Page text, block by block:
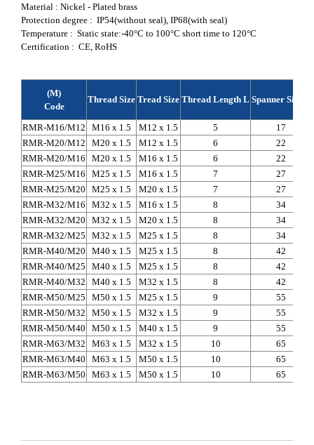
Material : Nickel - Plated brass
Protection degree : IP54(without seal), IP68(with seal)
Temperature : Static state:-40°C to 100°C short time to 120°C
Certification : CE, RoHS
(M)
Code
Thread Size Tread Size Thread Length L Spanner Size S
RMR-M16/M12 M16 x 1.5 M12 x 1.5 5
17
RMR-M20/M12
M20 x 1.5 M12 x 1.5 6
22
RMR-M20/M16
M20 x 1.5 M16 x 1.5 6
22
RMR-M25/M16
M25 x 1.5 M16 x 1.5 7
27
RMR-M25/M20
M25 x 1.5 M20 x 1.5 7
27
RMR-M32/M16
M32 x 1.5 M16 x 1.5 8
34
RMR-M32/M20
M32 x 1.5 M20 x 1.5 8
34
RMR-M32/M25
M32 x 1.5 M25 x 1.5 8
34
RMR-M40/M20
M40 x 1.5 M25 x 1.5 8
42
RMR-M40/M25
M40 x 1.5 M25 x 1.5 8
42
RMR-M40/M32
M40 x 1.5 M32 x 1.5 8
42
RMR-M50/M25
M50 x 1.5 M25 x 1.5 9
55
RMR-M50/M32
M50 x 1.5 M32 x 1.5 9
55
RMR-M50/M40
M50 x 1.5 M40 x 1.5 9
55
RMR-M63/M32
M63 x 1.5 M32 x 1.5 10
65
RMR-M63/M40
M63 x 1.5 M50 x 1.5 10
65
RMR-M63/M50
M63 x 1.5 M50 x 1.5 10 65